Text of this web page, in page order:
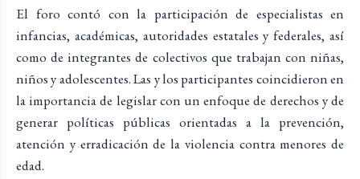
El foro contó con la participación de especialistas en
infancias, académicas, autoridades estatales y federales, así
como de integrantes de colectivos que trabajan con niñas,
niños y adolescentes. Las y los participantes coincidieron en
la importancia de legislar con un enfoque de derechos y de
generar políticas públicas orientadas a la prevención,
atención y erradicación de la violencia contra menores de
edad.